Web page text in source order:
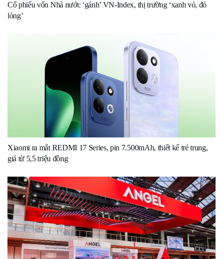
Cổ phiếu vốn Nhà nước ‘gánh’ VN-Index, thị trường ‘xanh vỏ, đỏ
lòng’
Xiaomi ra mắt REDMI 17 Series, pin 7.500mAh, thiết kế trẻ trung,
giá từ 5,5 triệu đồng